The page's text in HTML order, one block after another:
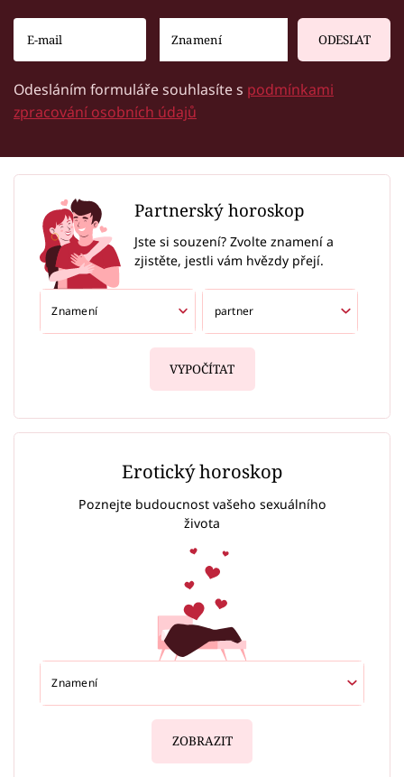
ODESLAT
Odesláním formuláře souhlasíte s podmínkami
zpracování osobních údajů
Partnerský horoskop
Jste si souzení? Zvolte znamení a
zjistěte, jestli vám hvězdy přejí.
VYPOČÍTAT
Erotický horoskop
Poznejte budoucnost vašeho sexuálního
života
ZOBRAZIT